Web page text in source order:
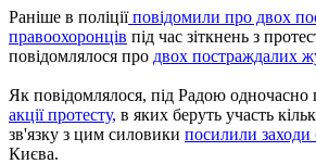
Раніше в поліціїповідомили про двох
правоохоронців під час зіткнень з
повідомлялося про двох постраждалих
Як повідомлялося, під Радою одночасно
акції протесту, в яких беруть участь
зв'язку з цим силовики посилили заходи
Києва.